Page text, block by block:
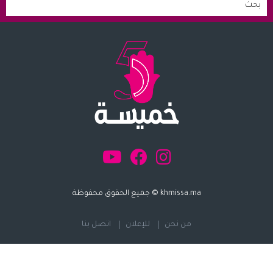
khmissa.ma © جميع الحقوق محفوظة
من نحن للإعلان اتصل بنا